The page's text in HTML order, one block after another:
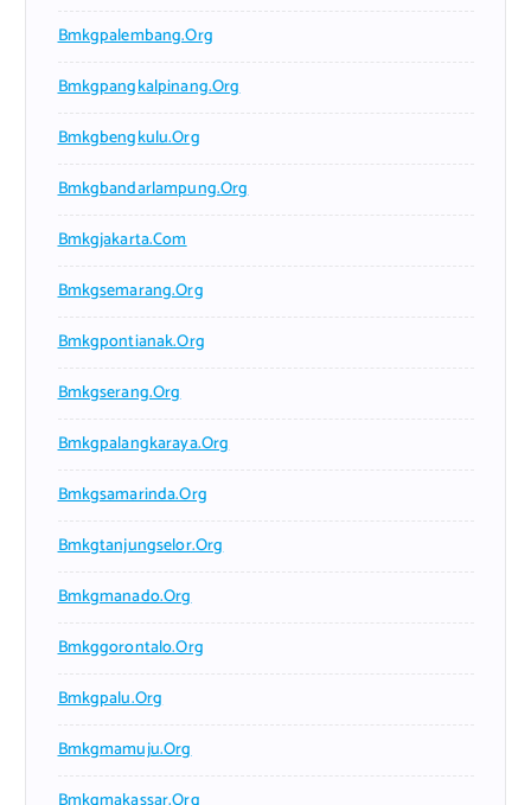
Bmkgpalembang.org
Bmkgpangkalpinang.org
Bmkgbengkulu.org
Bmkgbandarlampung.org
Bmkgjakarta.com
Bmkgsemarang.org
Bmkgpontianak.org
Bmkgserang.org
Bmkgpalangkaraya.org
Bmkgsamarinda.org
Bmkgtanjungselor.org
Bmkgmanado.org
Bmkggorontalo.org
Bmkgpalu.org
Bmkgmamuju.org